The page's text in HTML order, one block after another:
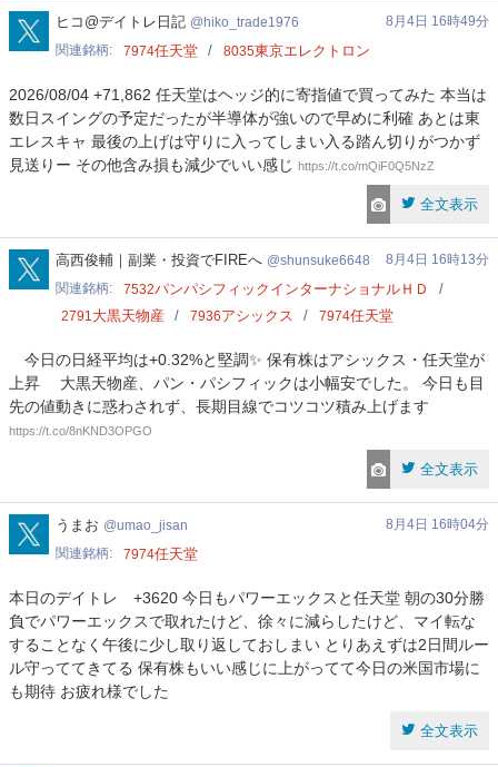
hiko_trade1976
ヒコ@デイトレ日記 hiko_trade1976
8月4日 16時49分
関連銘柄
7974任天堂 8035東京エレクトロン
2026/08/04 +71,862 任天堂はヘッジ的に寄指値で買ってみた 本当は
数日スイングの予定だったが半導体が強いので早めに利確 あとは東
エレスキャ 最後の上げは守りに入ってしまい入る踏ん切りがつかず
見送りー その他含み損も減少でいい感じ https://t.co/mQiF0Q5NzZ
全文表示
shunsuke6648
高西俊輔｜副業・投資でFIREへ shunsuke6648
8月4日 16時13分
関連銘柄
7532パンパシフィックインターナショナルＨＤ
2791大黒天物産 7936アシックス 7974任天堂
今日の日経平均は+0.32%と堅調✨ 保有株はアシックス・任天堂が
上昇 大黒天物産、パン・パシフィックは小幅安でした。 今日も目
先の値動きに惑わされず、長期目線でコツコツ積み上げます
https://t.co/8nKND3OPGO
全文表示
umao_jisan
うまお umao_jisan
8月4日 16時04分
関連銘柄
7974任天堂
本日のデイトレ +3620 今日もパワーエックスと任天堂 朝の30分勝
負でパワーエックスで取れたけど、徐々に減らしたけど、マイ転な
することなく午後に少し取り返しておしまい とりあえずは2日間ルー
ル守っててきてる 保有株もいい感じに上がってて今日の米国市場に
も期待 お疲れ様でした
全文表示